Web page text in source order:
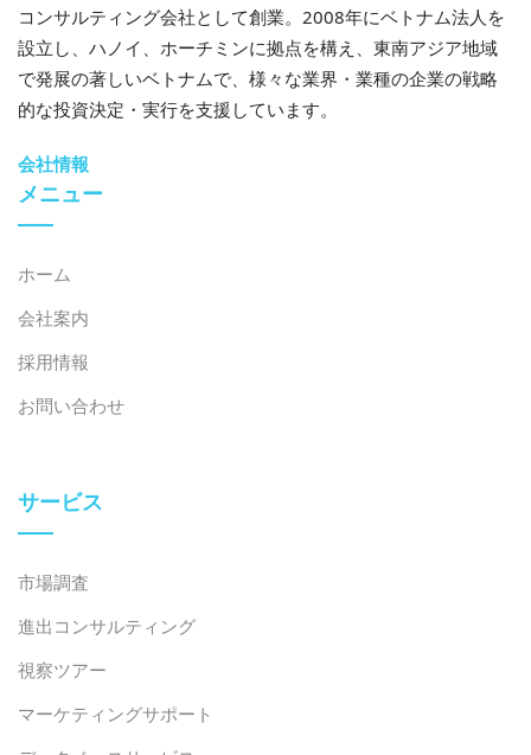
コンサルティング会社として創業。2008年にベトナム法人を
設立し、ハノイ、ホーチミンに拠点を構え、東南アジア地域
で発展の著しいベトナムで、様々な業界・業種の企業の戦略
的な投資決定・実行を支援しています。
会社情報
メニュー
ホーム
会社案内
採用情報
お問い合わせ
サービス
市場調査
進出コンサルティング
視察ツアー
マーケティングサポート